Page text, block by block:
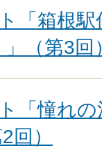
「箱根
（第3回
「憧れ
回）